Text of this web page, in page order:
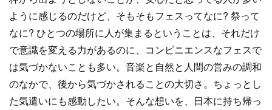
ように感じるのだけど、そもそもフェスってなに? 祭って
なに? ひとつの場所に人が集まるということは、それだけ
で意識を変える力があるのに、コンビニエンスなフェスで
は気づかないことも多い。音楽と自然と人間の営みの調和
のなかで、後から気づかされることの大切さ。ちょっとし
た気遣いにも感動したい。そんな想いを、日本に持ち帰っ